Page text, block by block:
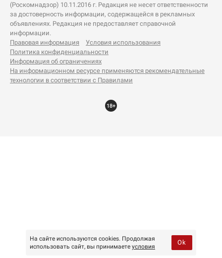
На сайте используются cookies. Продолжая
использовать сайт, вы принимаете условия
Ok
(Роскомнадзор) 10.11.2016 г. Редакция не несет ответственности
за достоверность информации, содержащейся в рекламных
объявлениях. Редакция не предоставляет справочной
информации.
Правовая информация
Условия использования
Политика конфиденциальности
Информация об ограничениях
На информационном ресурсе применяются рекомендательные
технологии в соответствии с Правилами
18+